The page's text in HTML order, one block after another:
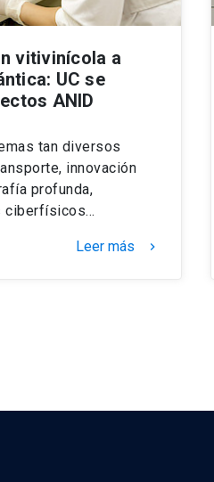
vitivinícola a
UC se
ANID
tan diversos
innovación
profunda,
ciberfísicos…
Leer más keyboard_arrow_right